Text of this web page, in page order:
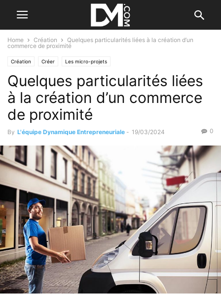
Home Création
Quelques particularités liées à la création d’un
commerce de proximité
Création Créer Les micro-projets
Quelques particularités liées
à la création d’un commerce
de proximité
By L'équipe Dynamique Entrepreneuriale - 19/03/2024 0